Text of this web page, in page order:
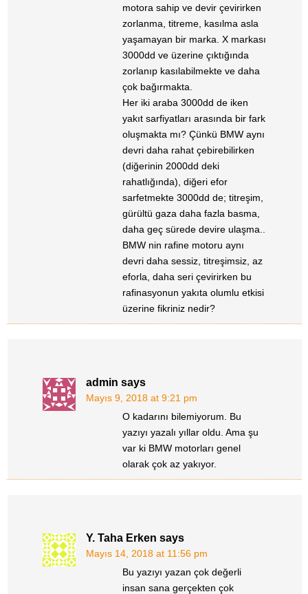
motora sahip ve devir çevirirken
zorlanma, titreme, kasılma asla
yaşamayan bir marka. X markası
3000dd ve üzerine çıktığında
zorlanıp kasılabilmekte ve daha
çok bağırmakta.
Her iki araba 3000dd de iken
yakıt sarfiyatları arasında bir fark
oluşmakta mı? Çünkü BMW aynı
devri daha rahat çebirebilirken
(diğerinin 2000dd deki
rahatlığında), diğeri efor
sarfetmekte 3000dd de; titreşim,
gürültü gaza daha fazla basma,
daha geç sürede devire ulaşma..
BMW nin rafine motoru aynı
devri daha sessiz, titreşimsiz, az
eforla, daha seri çevirirken bu
rafinasyonun yakıta olumlu etkisi
üzerine fikriniz nedir?
admin says
Mayıs 9, 2018 at 9:21 pm
O kadarını bilemiyorum. Bu
yazıyı yazalı yıllar oldu. Ama şu
var ki BMW motorları genel
olarak çok az yakıyor.
Y. Taha Erken says
Mayıs 14, 2018 at 11:56 pm
Bu yazıyı yazan çok değerli
insan sana gerçekten çok